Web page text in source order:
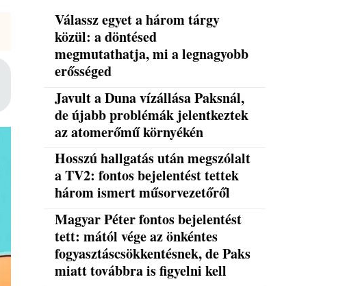
Válassz egyet a három tárgy
közül: a döntésed
megmutathatja, mi a legnagyobb
erősséged
Javult a Duna vízállása Paksnál,
de újabb problémák jelentkeztek
az atomerőmű környékén
Hosszú hallgatás után megszólalt
a TV2: fontos bejelentést tettek
három ismert műsorvezetőről
Magyar Péter fontos bejelentést
tett: mától vége az önkéntes
fogyasztáscsökkentésnek, de Paks
miatt továbbra is figyelni kell